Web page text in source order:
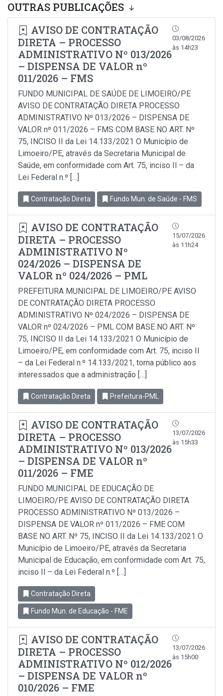
OUTRAS PUBLICAÇÕES
AVISO DE CONTRATAÇÃO
DIRETA – PROCESSO
ADMINISTRATIVO Nº 013/2026
– DISPENSA DE VALOR nº
011/2026 – FMS
03/08/2026
às 14h23
FUNDO MUNICIPAL DE SAÚDE DE LIMOEIRO/PE
AVISO DE CONTRATAÇÃO DIRETA PROCESSO
ADMINISTRATIVO Nº 013/2026 – DISPENSA DE
VALOR nº 011/2026 – FMS COM BASE NO ART. Nº
75, INCISO II da Lei 14.133/2021 O Município de
Limoeiro/PE, através da Secretaria Municipal de
Saúde, em conformidade com Art. 75, inciso Il – da
Lei Federal n.º […]
Contratação Direta Fundo Mun. de Saúde - FMS
AVISO DE CONTRATAÇÃO
DIRETA – PROCESSO
ADMINISTRATIVO Nº
024/2026 – DISPENSA DE
VALOR nº 024/2026 – PML
15/07/2026
às 11h24
PREFEITURA MUNICIPAL DE LIMOEIRO/PE AVISO
DE CONTRATAÇÃO DIRETA PROCESSO
ADMINISTRATIVO Nº 024/2026 – DISPENSA DE
VALOR nº 024/2026 – PML COM BASE NO ART. Nº
75, INCISO II da Lei 14.133/2021 O Município de
Limoeiro/PE, em conformidade com Art. 75, inciso Il
– da Lei Federal n.º 14.133/2021, torna público aos
interessados que a administração […]
Contratação Direta Prefeitura-PML
AVISO DE CONTRATAÇÃO
DIRETA – PROCESSO
ADMINISTRATIVO Nº 013/2026
– DISPENSA DE VALOR nº
011/2026 – FME
13/07/2026
às 15h33
FUNDO MUNICIPAL DE EDUCAÇÃO DE
LIMOEIRO/PE AVISO DE CONTRATAÇÃO DIRETA
PROCESSO ADMINISTRATIVO Nº 013/2026 –
DISPENSA DE VALOR nº 011/2026 – FME COM
BASE NO ART. Nº 75, INCISO II da Lei 14.133/2021 O
Município de Limoeiro/PE, através da Secretaria
Municipal de Educação, em conformidade com Art. 75,
inciso Il – da Lei Federal n.º […]
Contratação Direta
Fundo Mun. de Educação - FME
AVISO DE CONTRATAÇÃO
DIRETA – PROCESSO
ADMINISTRATIVO Nº 012/2026
– DISPENSA DE VALOR nº
010/2026 – FME
13/07/2026
às 15h00